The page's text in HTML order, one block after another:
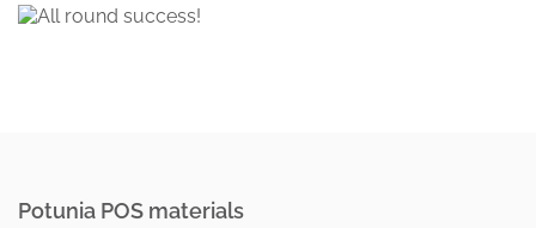
Potunia POS materials